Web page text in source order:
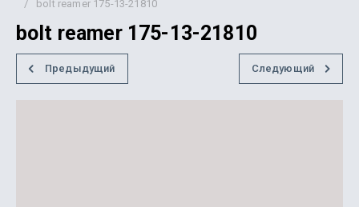
/ bolt reamer 175-13-21810
bolt reamer 175-13-21810
Предыдущий Следующий